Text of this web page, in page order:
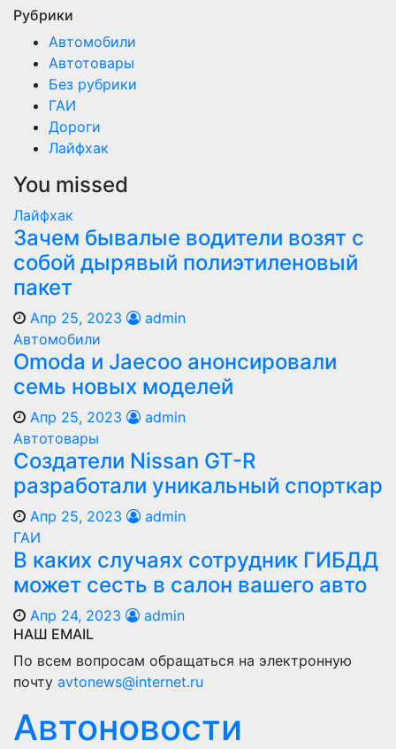
Рубрики
Автомобили
Автотовары
Без рубрики
ГАИ
Дороги
Лайфхак
You missed
Лайфхак
Зачем бывалые водители возят с
собой дырявый полиэтиленовый
пакет
Апр 25, 2023
admin
Автомобили
Оmoda и Jaecoo анонсировали
семь новых моделей
Апр 25, 2023
admin
Автотовары
Создатели Nissan GT-R
разработали уникальный спорткар
Апр 25, 2023
admin
ГАИ
В каких случаях сотрудник ГИБДД
может сесть в салон вашего авто
Апр 24, 2023
admin
НАШ EMAIL
По всем вопросам обращаться на электронную
почту avtonews@internet.ru
Автоновости